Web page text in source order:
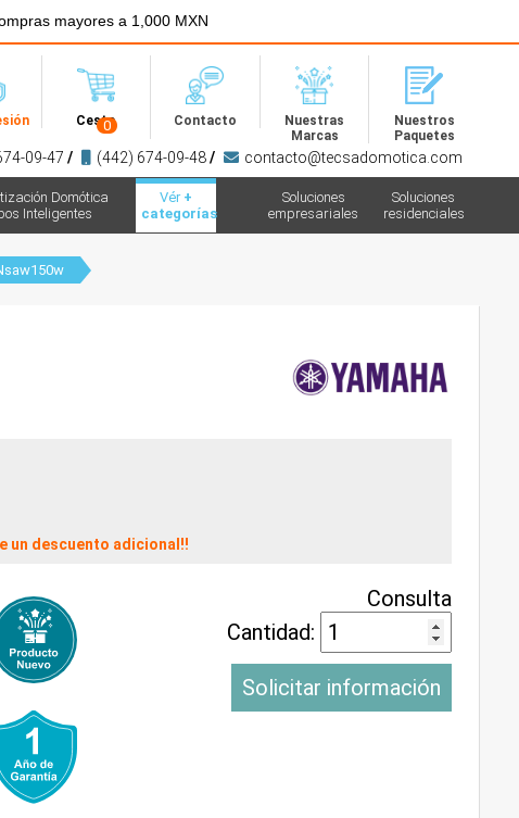
mayores a 1,000 MXN
Cesta
0 Contacto
Nuestras
Marcas
Nuestros
Paquetes
09-47 / (442) 674-09-48/ contacto@tecsadomotica.com
Domótica
Inteligentes
Vér +
categorías
Soluciones
residenciales
Soluciones
empresariales
un descuento adicional!!
Consulta
Cantidad:
Solicitar información